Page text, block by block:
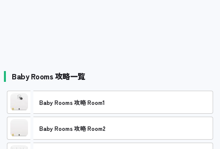
Baby Rooms 攻略一覧
Baby Rooms 攻略 Room1
Baby Rooms 攻略 Room2